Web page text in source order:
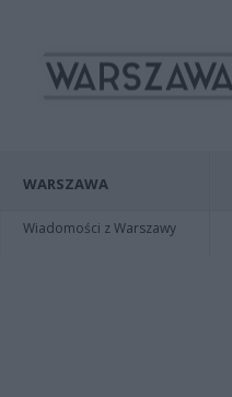
WARSZAWA
Wiadomości z Warszawy